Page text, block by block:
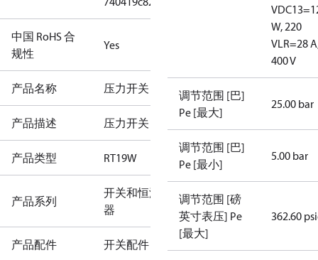
中国 RoHS 合
规性
Yes
产品名称 压力开关
产品描述 压力开关
产品类型 RT19W
产品系列
开关和恒温
器
产品配件 开关配件
V
W, 220
VLR=28
400 V
调节范围 [巴]
Pe [最大]
25.00 bar
调节范围 [巴]
Pe [最小]
5.00 bar
调节范围 [磅
英寸表压] Pe
[最大]
362.60